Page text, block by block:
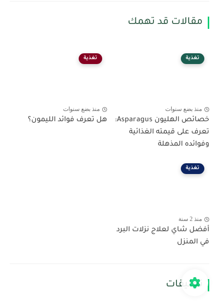
مقالات قد تهمك
تغذية
منذ بضع سنوات
خصائص الهليون Asparagus:
تعرف على قيمته الغذائية
وفوائده المذهلة
تغذية
منذ بضع سنوات
هل تعرف فوائد الليمون؟
تغذية
منذ 2 سنة
أفضل شاي لعلاج نزلات البرد
في المنزل
تعليقات